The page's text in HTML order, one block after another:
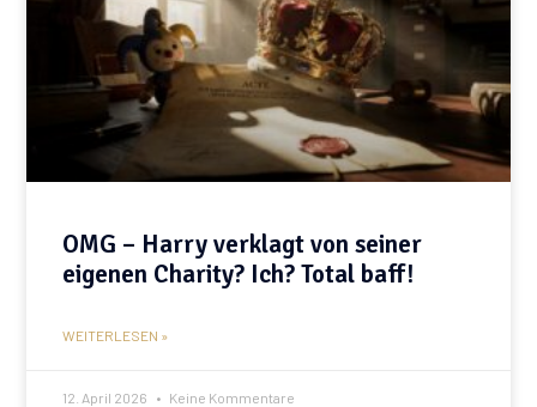
OMG – Harry verklagt von seiner
eigenen Charity? Ich? Total baff!
WEITERLESEN »
12. April 2026 Keine Kommentare